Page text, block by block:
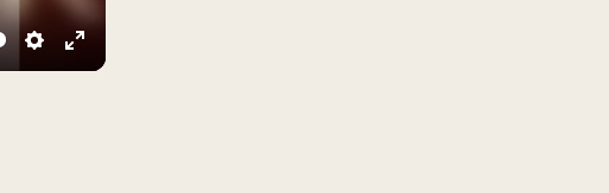
Settings
Enter